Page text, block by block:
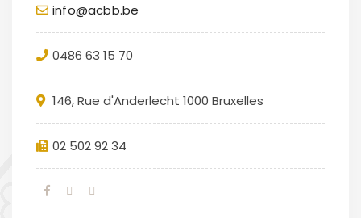
info@acbb.be
0486 63 15 70
146, Rue d'Anderlecht 1000 Bruxelles
02 502 92 34